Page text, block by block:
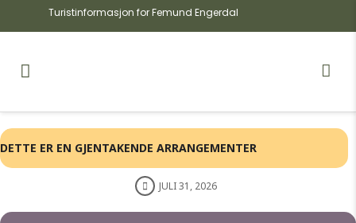
Turistinformasjon for Femund Engerdal
DETTE ER EN GJENTAKENDE ARRANGEMENTER
JULI 31, 2026